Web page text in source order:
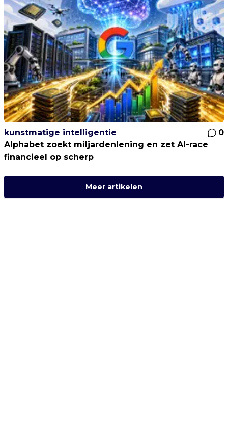
kunstmatige intelligentie
0
Alphabet zoekt miljardenlening en zet AI-race
financieel op scherp
Meer artikelen